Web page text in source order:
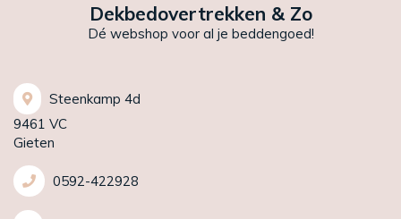
Dekbedovertrekken & Zo
Dé webshop voor al je beddengoed!
Steenkamp 4d
9461 VC
Gieten
0592-422928